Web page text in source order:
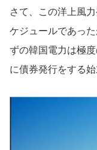
さて、この洋上風
ケジュールであっ
ずの韓国電力は極
に債券発行をする始